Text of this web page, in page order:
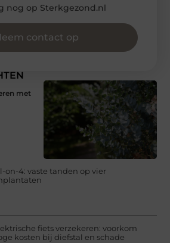
met
on-4: vaste tanden op vier
fiets verzekeren: voorkom
kosten bij diefstal en schade
nog op Sterkgezond.nl
contact op